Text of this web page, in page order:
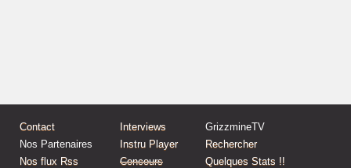
Contact
Nos Partenaires
Nos flux Rss
Interviews
Instru Player
Concours
GrizzmineTV
Rechercher
Quelques Stats !!